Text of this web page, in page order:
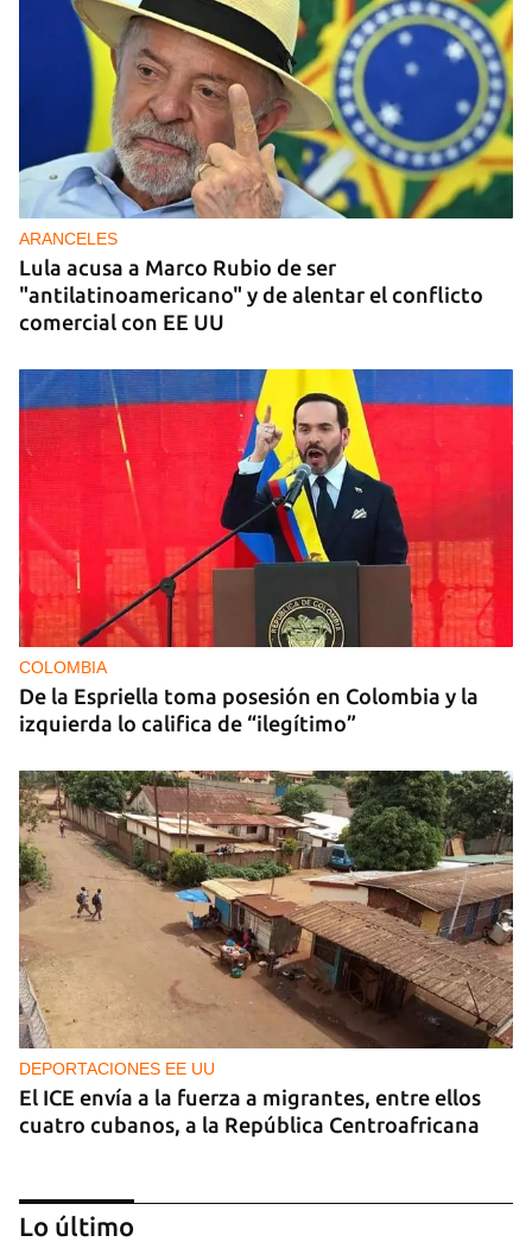
ARANCELES
Lula acusa a Marco Rubio de ser
"antilatinoamericano" y de alentar el conflicto
comercial con EE UU
COLOMBIA
De la Espriella toma posesión en Colombia y la
izquierda lo califica de “ilegítimo”
DEPORTACIONES EE UU
El ICE envía a la fuerza a migrantes, entre ellos
cuatro cubanos, a la República Centroafricana
Lo último